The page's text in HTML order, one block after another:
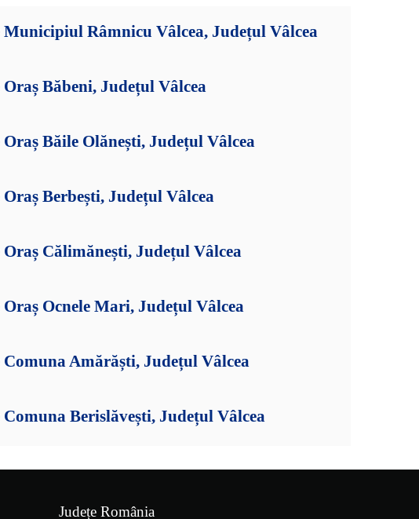
Râmnicu Vâlcea, Județul Vâlcea
Băbeni, Județul Vâlcea
Băile Olănești, Județul Vâlcea
Berbești, Județul Vâlcea
Călimănești, Județul Vâlcea
Ocnele Mari, Județul Vâlcea
Amărăști, Județul Vâlcea
Berislăvești, Județul Vâlcea
Județe România